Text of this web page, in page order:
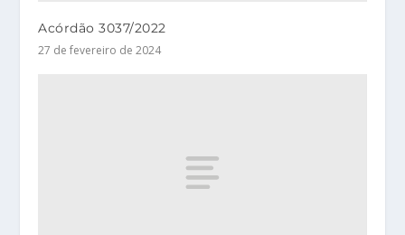
Acórdão 3037/2022
27 de fevereiro de 2024